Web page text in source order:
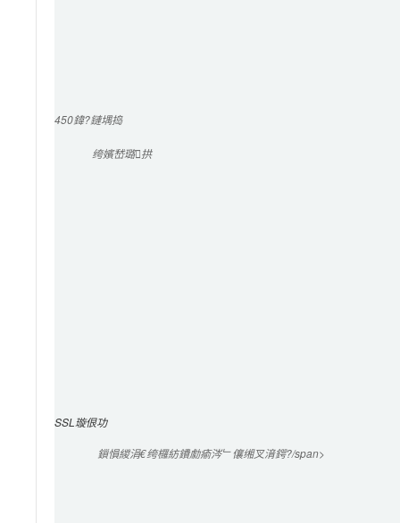
450鍏?鏈堣捣
绔嬪嵆璐拱
SSL璇佷功
鎻愪緵涓€绔欏紡鐨勮瘉涔﹂儴缃叉湇鍔?/span>